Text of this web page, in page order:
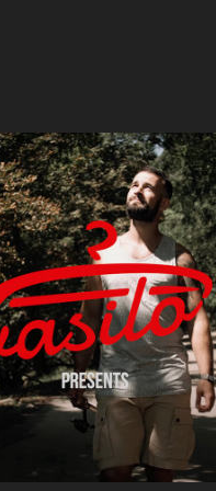
Ulov si své Vasilo
2025